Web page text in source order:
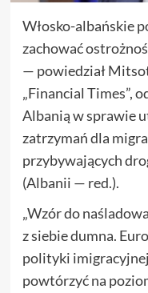
Włosko-albańskie
zachować
— powiedział
„Financial Times”,
Albanią w sprawie
zatrzymań dla
przybywających
(Albanii — red.).
„Wzór do
z siebie dumna.
polityki
powtórzyć na